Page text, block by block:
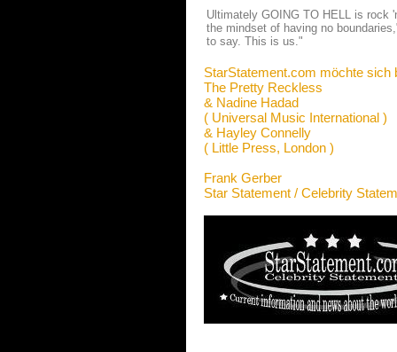
Ultimately GOING TO HELL is rock
the mindset of having no
to say. This is us."
StarStatement.com möchte sich
The Pretty Reckless
& Nadine Hadad
( Universal Music International )
& Hayley Connelly
( Little Press, London )
Frank Gerber
Star Statement / Celebrity